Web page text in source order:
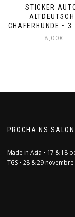
du
produit
STICKER
SCHAFERHUNDE • 3
8,00€
être
la
page
PROCHAINS
Made in Asia • 17 & 18
TGS • 28 & 29